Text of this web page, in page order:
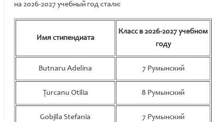
на 2026-2027 учебный год стали:
Имя стипендиата
Класс в 2026-2027 учебном
году
Butnaru Adelina 7 Румынский
Țurcanu Otilia 8 Румынский
Gobjila Stefania 7 Румынский